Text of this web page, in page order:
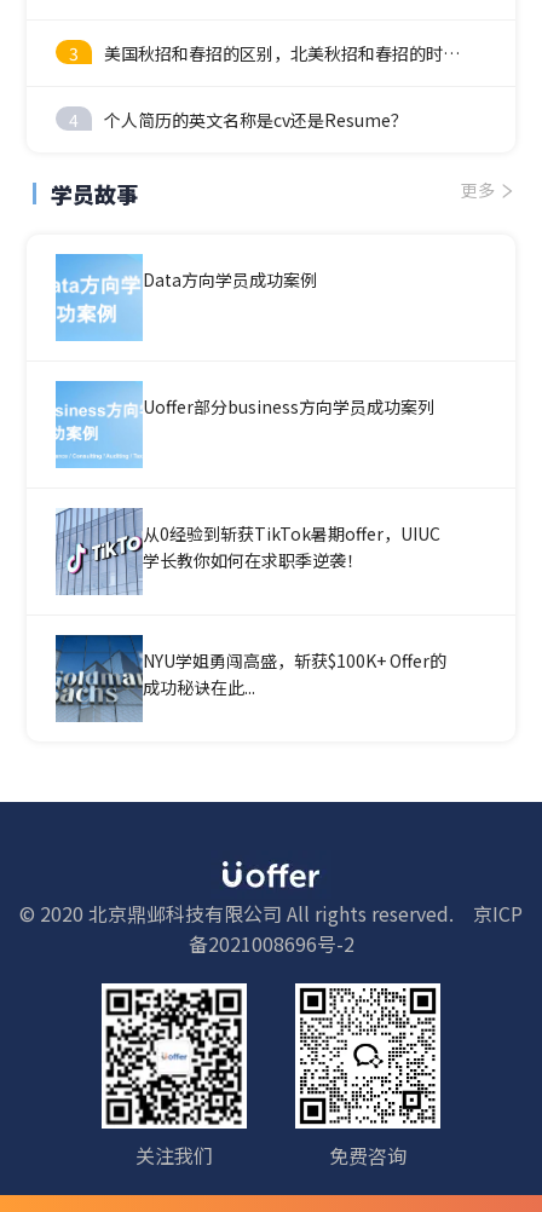
3 美国秋招和春招的区别，北美秋招和春招的时间线
4 个人简历的英文名称是cv还是Resume？
学员故事 更多
Data方向学员成功案例
Uoffer部分business方向学员成功案列
从0经验到斩获TikTok暑期offer，UIUC
学长教你如何在求职季逆袭！
NYU学姐勇闯高盛，斩获$100K+ Offer的
成功秘诀在此...
© 2020 北京鼎邺科技有限公司 All rights reserved.
京ICP
备2021008696号-2
关注我们 免费咨询